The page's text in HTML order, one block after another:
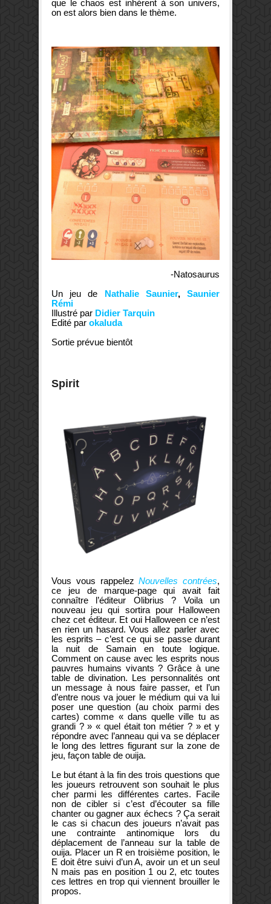
que le chaos est inhérent à son univers,
on est alors bien dans le thème.
-Natosaurus
Un jeu de Nathalie Saunier,Saunier
Rémi
Illustré par Didier Tarquin
Edité par okaluda
Sortie prévue bientôt
Spirit
Vous vous rappelezNouvelles contrées,
ce jeu de marque-page qui avait fait
connaître l’éditeur Olibrius ? Voila un
nouveau jeu qui sortira pour Halloween
chez cet éditeur. Et oui Halloween ce n’est
en rien un hasard. Vous allez parler avec
les esprits – c’est ce qui se passe durant
la nuit de Samain en toute logique.
Comment on cause avec les esprits nous
pauvres humains vivants ? Grâce à une
table de divination. Les personnalités ont
un message à nous faire passer, et l’un
d’entre nous va jouer le médium qui va lui
poser une question (au choix parmi des
cartes) comme « dans quelle ville tu as
grandi ? » « quel était ton métier ? » et y
répondre avec l’anneau qui va se déplacer
le long des lettres figurant sur la zone de
jeu, façon table de ouija.
Le but étant à la fin des trois questions que
les joueurs retrouvent son souhait le plus
cher parmi les différentes cartes. Facile
non de cibler si c’est d’écouter sa fille
chanter ou gagner aux échecs ? Ça serait
le cas si chacun des joueurs n’avait pas
une contrainte antinomique lors du
déplacement de l’anneau sur la table de
ouija. Placer un R en troisième position, le
E doit être suivi d’un A, avoir un et un seul
N mais pas en position 1 ou 2, etc toutes
ces lettres en trop qui viennent brouiller le
propos.